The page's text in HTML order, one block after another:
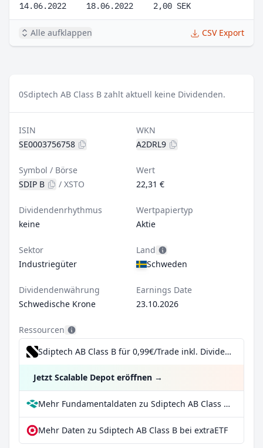
14.06.2022 18.06.2022 2,00 SEK
Alle aufklappen CSV Export
0Sdiptech AB Class B zahlt aktuell keine Dividenden.
ISIN
SE0003756758
WKN
A2DRL9
Symbol / Börse
SDIP B
/ XSTO
Wert
22,31 €
Dividendenrhythmus
keine
Wertpapiertyp
Aktie
Sektor
Industriegüter
Land
Schweden
Dividendenwährung
Schwedische Krone
Earnings Date
23.10.2026
Ressourcen
Sdiptech AB Class B für 0,99€/Trade inkl. Dividend Reinvestment Plan
Jetzt Scalable Depot eröffnen →
Mehr Fundamentaldaten zu Sdiptech AB Class B bei Parqet
Mehr Daten zu Sdiptech AB Class B bei extraETF